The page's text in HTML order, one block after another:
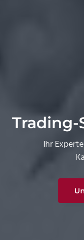
Ihr